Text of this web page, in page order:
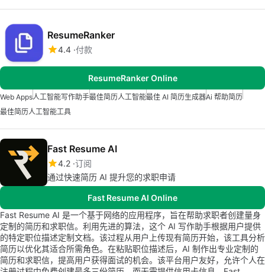
ResumeRanker
4.4 付款
ResumeRanker Online
Web Apps人工智能写作助手最佳简历人工智能最佳 AI 简历生成器Ai 帮助简历
最佳简历人工智能工具
Fast Resume AI
4.2 订阅
通过快速简历 AI 提升您的求职申请
Fast Resume AI Online
Fast Resume AI 是一个基于网络的应用程序，旨在帮助求职者创建量身
定制的简历和求职信。利用先进的算法，这个 AI 写作助手根据用户提供
的特定职位描述定制文档。该过程从用户上传现有简历开始，该工具分析
简历以优化其适合所需角色。在粘贴职位描述后，AI 制作出专业定制的
简历和求职信，提高用户获得面试的机会。该平台用户友好，允许个人在